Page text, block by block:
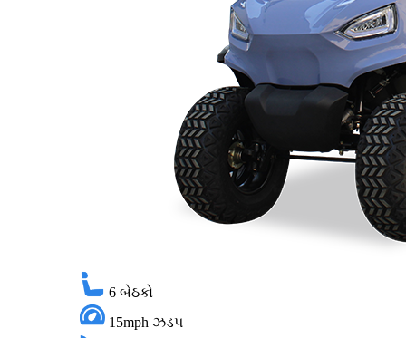
6 બેઠકો
15mph ઝડપ